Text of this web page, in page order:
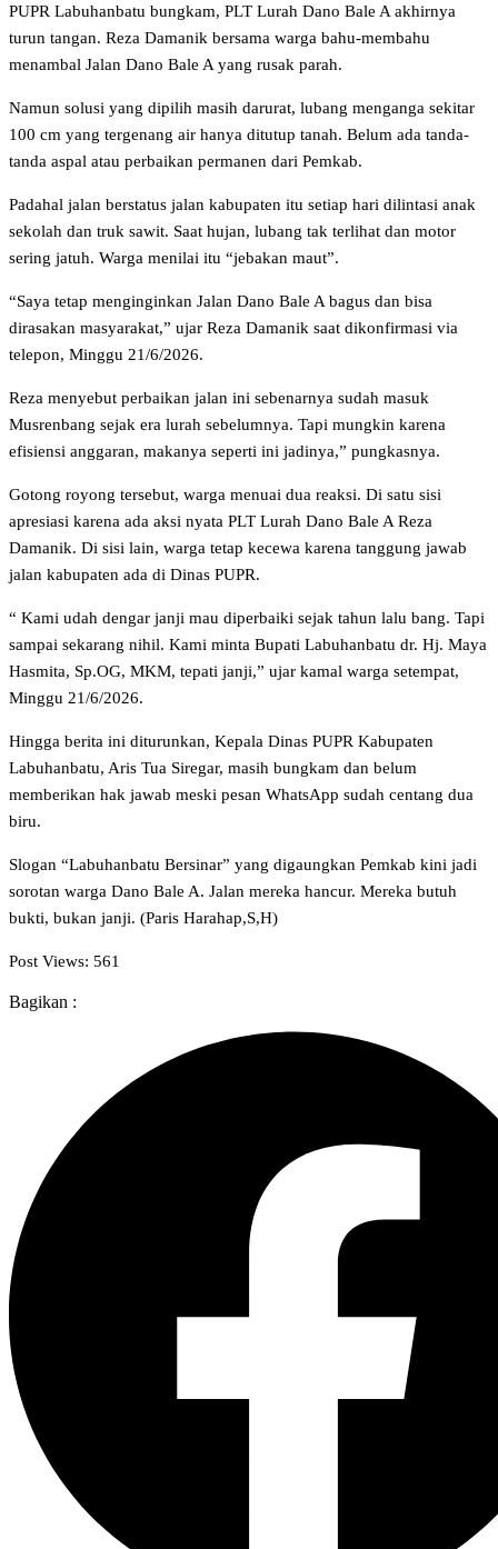
PUPR Labuhanbatu bungkam, PLT Lurah Dano Bale A akhirnya
turun tangan. Reza Damanik bersama warga bahu-membahu
menambal Jalan Dano Bale A yang rusak parah.
Namun solusi yang dipilih masih darurat, lubang menganga sekitar
100 cm yang tergenang air hanya ditutup tanah. Belum ada tanda-
tanda aspal atau perbaikan permanen dari Pemkab.
Padahal jalan berstatus jalan kabupaten itu setiap hari dilintasi anak
sekolah dan truk sawit. Saat hujan, lubang tak terlihat dan motor
sering jatuh. Warga menilai itu “jebakan maut”.
“Saya tetap menginginkan Jalan Dano Bale A bagus dan bisa
dirasakan masyarakat,” ujar Reza Damanik saat dikonfirmasi via
telepon, Minggu 21/6/2026.
Reza menyebut perbaikan jalan ini sebenarnya sudah masuk
Musrenbang sejak era lurah sebelumnya. Tapi mungkin karena
efisiensi anggaran, makanya seperti ini jadinya,” pungkasnya.
Gotong royong tersebut, warga menuai dua reaksi. Di satu sisi
apresiasi karena ada aksi nyata PLT Lurah Dano Bale A Reza
Damanik. Di sisi lain, warga tetap kecewa karena tanggung jawab
jalan kabupaten ada di Dinas PUPR.
“ Kami udah dengar janji mau diperbaiki sejak tahun lalu bang. Tapi
sampai sekarang nihil. Kami minta Bupati Labuhanbatu dr. Hj. Maya
Hasmita, Sp.OG, MKM, tepati janji,” ujar kamal warga setempat,
Minggu 21/6/2026.
Hingga berita ini diturunkan, Kepala Dinas PUPR Kabupaten
Labuhanbatu, Aris Tua Siregar, masih bungkam dan belum
memberikan hak jawab meski pesan WhatsApp sudah centang dua
biru.
Slogan “Labuhanbatu Bersinar” yang digaungkan Pemkab kini jadi
sorotan warga Dano Bale A. Jalan mereka hancur. Mereka butuh
bukti, bukan janji. (Paris Harahap,S,H)
Post Views: 561
Bagikan :